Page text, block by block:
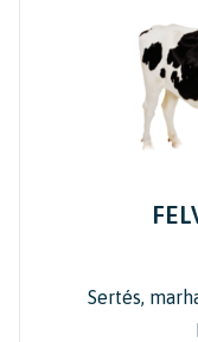
Sertés,